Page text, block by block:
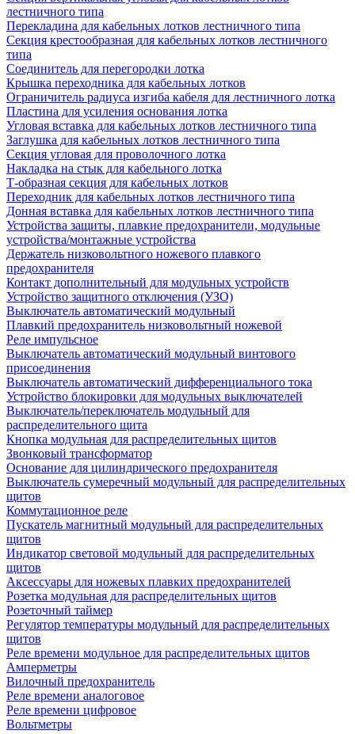
лестничного типа
Перекладина для кабельных лотков лестничного типа
Секция крестообразная для кабельных лотков лестничного
типа
Соединитель для перегородки лотка
Крышка переходника для кабельных лотков
Ограничитель радиуса изгиба кабеля для лестничного лотка
Пластина для усиления основания лотка
Угловая вставка для кабельных лотков лестничного типа
Заглушка для кабельных лотков лестничного типа
Секция угловая для проволочного лотка
Накладка на стык для кабельного лотка
Т-образная секция для кабельных лотков
Переходник для кабельных лотков лестничного типа
Донная вставка для кабельных лотков лестничного типа
Устройства защиты, плавкие предохранители, модульные
устройства/монтажные устройства
Держатель низковольтного ножевого плавкого
предохранителя
Контакт дополнительный для модульных устройств
Устройство защитного отключения (УЗО)
Выключатель автоматический модульный
Плавкий предохранитель низковольтный ножевой
Реле импульсное
Выключатель автоматический модульный винтового
присоединения
Выключатель автоматический дифференциального тока
Устройство блокировки для модульных выключателей
Выключатель/переключатель модульный для
распределительного щита
Кнопка модульная для распределительных щитов
Звонковый трансформатор
Основание для цилиндрического предохранителя
Выключатель сумеречный модульный для распределительных
щитов
Коммутационное реле
Пускатель магнитный модульный для распределительных
щитов
Индикатор световой модульный для распределительных
щитов
Аксессуары для ножевых плавких предохранителей
Розетка модульная для распределительных щитов
Розеточный таймер
Регулятор температуры модульный для распределительных
щитов
Реле времени модульное для распределительных щитов
Амперметры
Вилочный предохранитель
Реле времени аналоговое
Реле времени цифровое
Вольтметры